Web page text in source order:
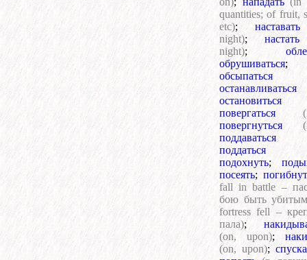
quantities; of fruit,
etc); наставать
night); настать
night);
обрушиваться;
обсыпаться
останавливаться
остановиться
повергаться
повергнуться
поддаваться
поддаться
подохнуть;
посеять;
fall in battle –
бою быть
fortress fell –
пала);
(on, upon);
(on, upon);